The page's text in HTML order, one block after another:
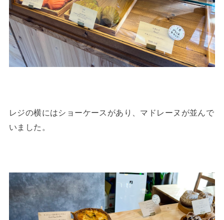
レジの横にはショーケースがあり、マドレーヌが並んで
いました。